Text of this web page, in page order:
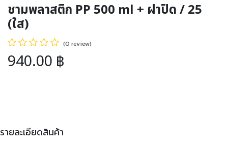
ชามพลาสติก PP 500 ml + ฝาปิด / 25
(ใส)
(0 review)
940.00 ฿
รายละเอียดสินค้า